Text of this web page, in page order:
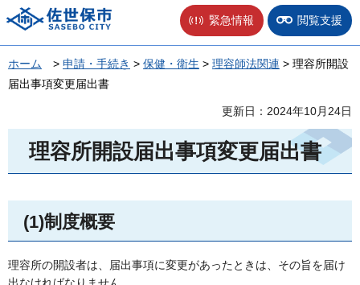
佐世保市 緊急情報 閲覧支援
ホーム > 申請・手続き > 保健・衛生 > 理容師法関連 > 理容所開設
届出事項変更届出書
更新日：2024年10月24日
理容所開設届出事項変更届出書
(1)制度概要
理容所の開設者は、届出事項に変更があったときは、その旨を届け